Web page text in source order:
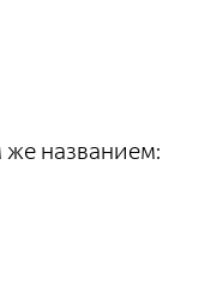
же названием: